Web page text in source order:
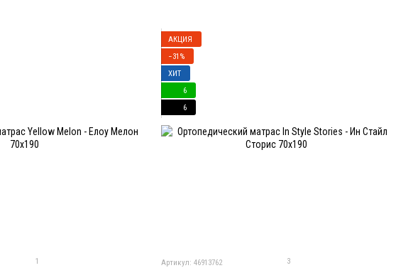
1
АКЦИЯ
−31%
ХИТ
6
6
Артикул: 46913762 3